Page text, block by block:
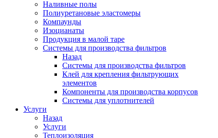
Наливные полы
Полиуретановые эластомеры
Компаунды
Изоцианаты
Продукция в малой таре
Системы для производства фильтров
Назад
Системы для производства фильтров
Клей для крепления фильтрующих
элементов
Компоненты для производства корпусов
Системы для уплотнителей
Услуги
Назад
Услуги
Теплоизоляция